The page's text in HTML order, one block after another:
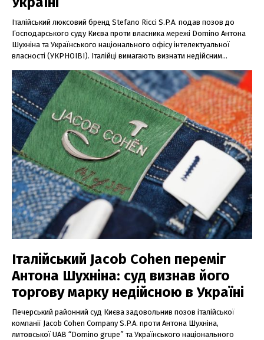
Італійський люксовий бренд Stefano Ricci S.P.A. подав позов до
Господарського суду Києва проти власника мережі Domino Антона
Шухніна та Українського національного офісу інтелектуальної
власності (УКРНОІВІ). Італійці вимагають визнати недійсним...
Італійський Jacob Cohen переміг
Антона Шухніна: суд визнав його
торгову марку недійсною в Україні
Печерський районний суд Києва задовольнив позов італійської
компанії Jacob Cohen Company S.P.A. проти Антона Шухніна,
литовської UAB “Domino grupe” та Українського національного